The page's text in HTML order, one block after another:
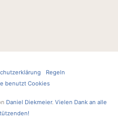
Regeln
benutzt Cookies
Daniel Diekmeier. Vielen Dank an alle